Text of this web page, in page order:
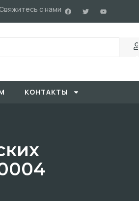
Свяжитесь с нами
KОНТАКТЫ